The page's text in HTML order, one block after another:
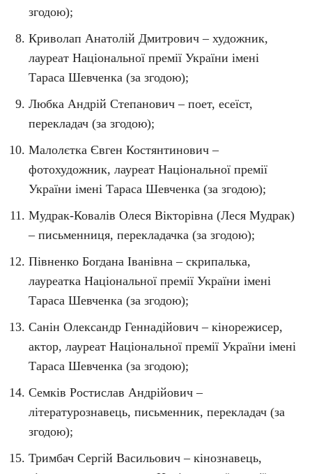
згодою);
Криволап Анатолій Дмитрович – художник,
лауреат Національної премії України імені
Тараса Шевченка (за згодою);
Любка Андрій Степанович – поет, есеїст,
перекладач (за згодою);
Малолєтка Євген Костянтинович –
фотохудожник, лауреат Національної премії
України імені Тараса Шевченка (за згодою);
Мудрак-Ковалів Олеся Вікторівна (Леся Мудрак)
– письменниця, перекладачка (за згодою);
Півненко Богдана Іванівна – скрипалька,
лауреатка Національної премії України імені
Тараса Шевченка (за згодою);
Санін Олександр Геннадійович – кінорежисер,
актор, лауреат Національної премії України імені
Тараса Шевченка (за згодою);
Семків Ростислав Андрійович –
літературознавець, письменник, перекладач (за
згодою);
Тримбач Сергій Васильович – кінознавець,